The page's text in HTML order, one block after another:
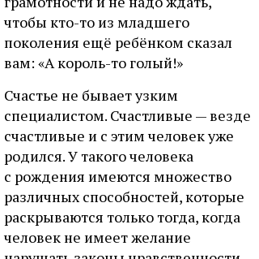
чтобы кто-то из младшего
поколения ещё ребёнком сказал
вам: «А король-то голый!»
Счастье не бывает узким
специалистом. Счастливые — везде
счастливые и с этим человек уже
родился. У такого человека
с рождения имеются множество
различных способностей, которые
раскрываются только тогда, когда
человек не имеет желание